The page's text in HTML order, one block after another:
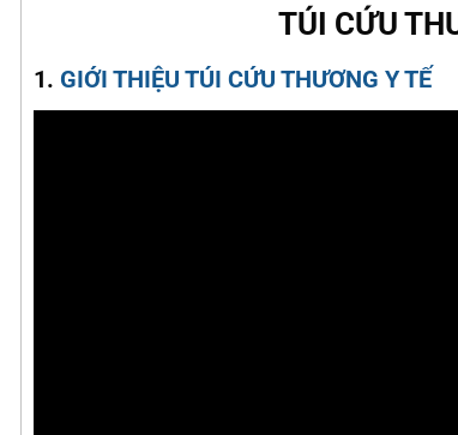
TÚI CỨU
1. GIỚI THIỆU TÚI CỨU THƯƠNG Y TẾ